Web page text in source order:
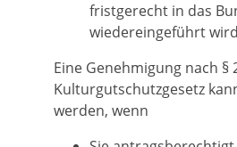
fristgerecht in das
wiedereingeführt
Eine Genehmigung nach §
Kulturgutschutzgesetz
werden, wenn